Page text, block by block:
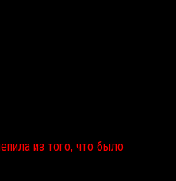
из того, что было